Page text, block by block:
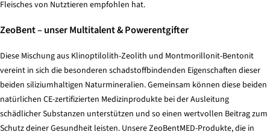
Fleisches von Nutztieren empfohlen hat.
ZeoBent – unser Multitalent & Powerentgifter
Diese Mischung aus Klinoptilolith-Zeolith und Montmorillonit-Bentonit
vereint in sich die besonderen schadstoffbindenden Eigenschaften dieser
beiden siliziumhaltigen Naturmineralien. Gemeinsam können diese beiden
natürlichen CE-zertifizierten Medizinprodukte bei der Ausleitung
schädlicher Substanzen unterstützen und so einen wertvollen Beitrag zum
Schutz deiner Gesundheit leisten. Unsere ZeoBentMED-Produkte, die in